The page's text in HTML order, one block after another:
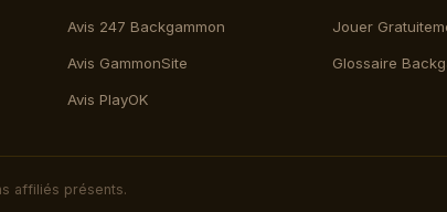
Avis 247 Backgammon
Avis GammonSite
Avis PlayOK
Jouer
Glossaire
affiliés présents.